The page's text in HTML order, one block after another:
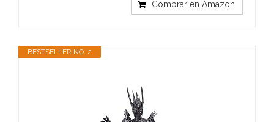
Comprar en Amazon
BESTSELLER NO. 2